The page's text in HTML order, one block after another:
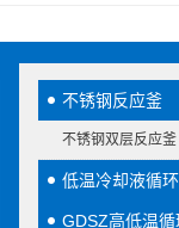
不锈钢反应釜
不锈钢双层反应釜
低温冷却液循
GDSZ高低温循